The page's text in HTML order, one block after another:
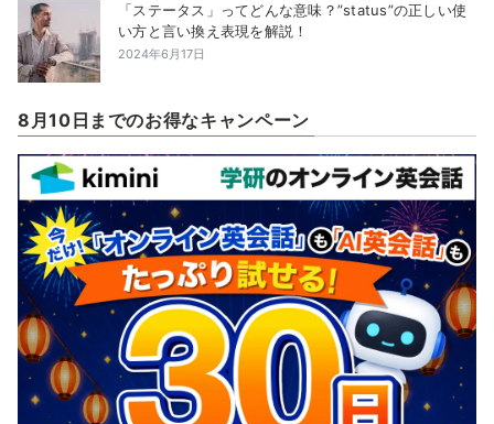
「ステータス」ってどんな意味？”status”の正しい使
い方と言い換え表現を解説！
2024年6月17日
8月10日までのお得なキャンペーン